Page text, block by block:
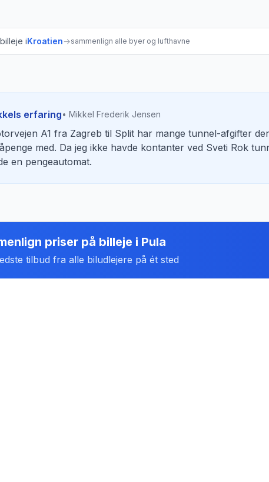
iKroatien→sammenlign alle byer og lufthavne
erfaring• Mikkel Frederik Jensen
A1 fra Zagreb til Split har mange tunnel-afgifter
med. Da jeg ikke havde kontanter ved Sveti Rok
en pengeautomat.
priser på billeje i Pula
tilbud fra alle biludlejere på ét sted